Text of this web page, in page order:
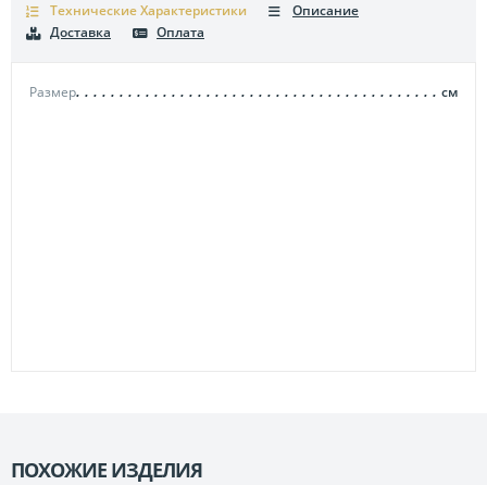
Технические Характеристики
Размер см
Описание
Доставка
Оплата
ПОХОЖИЕ ИЗДЕЛИЯ